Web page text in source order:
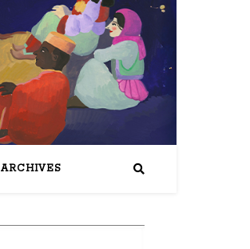
ARCHIVES